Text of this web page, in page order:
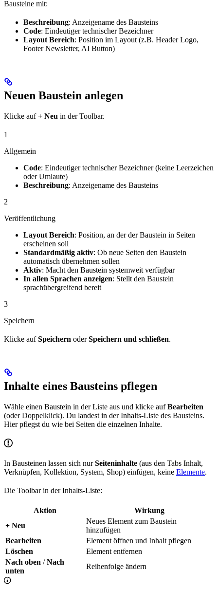
Bausteine mit:
Beschreibung: Anzeigename des Bausteins
Code: Eindeutiger technischer Bezeichner
Layout Bereich: Position im Layout (z.B. Header Logo,
Footer Newsletter, AI Button)
Neuen Baustein anlegen
Klicke auf+ Neu in der Toolbar.
1
Allgemein
Code: Eindeutiger technischer Bezeichner (keine Leerzeichen
oder Umlaute)
Beschreibung: Anzeigename des Bausteins
2
Veröffentlichung
Layout Bereich: Position, an der der Baustein in Seiten
erscheinen soll
Standardmäßig aktiv: Ob neue Seiten den Baustein
automatisch übernehmen sollen
Aktiv: Macht den Baustein systemweit verfügbar
In allen Sprachen anzeigen: Stellt den Baustein
sprachübergreifend bereit
3
Speichern
Klicke aufSpeichern oderSpeichern und schließen.
Inhalte eines Bausteins pflegen
Wähle einen Baustein in der Liste aus und klicke aufBearbeiten
(oder Doppelklick). Du landest in der Inhalts-Liste des Bausteins.
Hier pflegst du wie bei Seiten die einzelnen Inhalte.
In Bausteinen lassen sich nurSeiteninhalte (aus den Tabs Inhalt,
Verknüpfen, Kollektion, System, Shop) einfügen, keine Elemente.
Die Toolbar in der Inhalts-Liste:
Aktion
Wirkung
+ Neu
Neues Element zum Baustein
hinzufügen
Bearbeiten
Element öffnen und Inhalt pflegen
Löschen
Element entfernen
Nach oben /Nach
unten
Reihenfolge ändern